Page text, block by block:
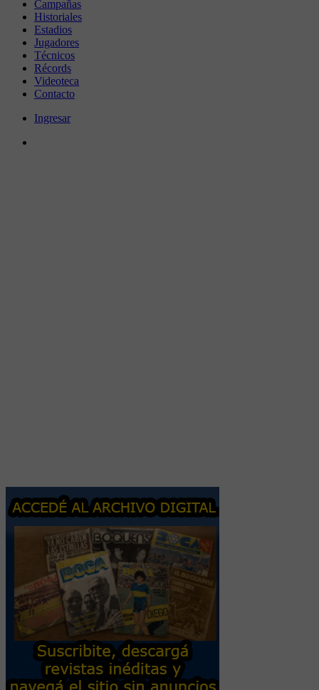
Campañas
Historiales
Estadios
Jugadores
Técnicos
Récords
Videoteca
Contacto
Ingresar